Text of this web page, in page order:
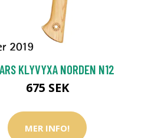
KLYVYXA NORDEN N12
675 SEK
MER INFO!